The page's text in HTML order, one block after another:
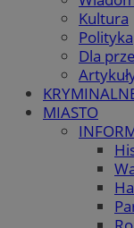
Kultura
Polityka
Dla
MIASTO